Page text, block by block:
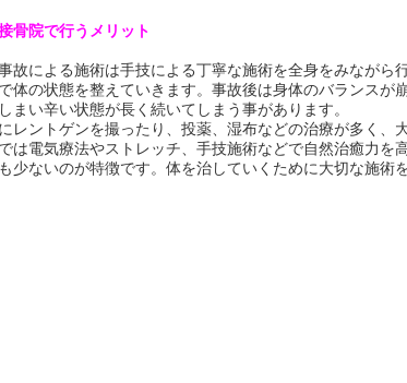
骨院で行うメリット
故による施術は手技による丁寧な施術を全身をみながら
体の状態を整えていきます。事故後は身体のバランスが
まい辛い状態が長く続いてしまう事があります。
レントゲンを撮ったり、投薬、湿布などの治療が多く、
は電気療法やストレッチ、手技施術などで自然治癒力を
少ないのが特徴です。体を治していくために大切な施術